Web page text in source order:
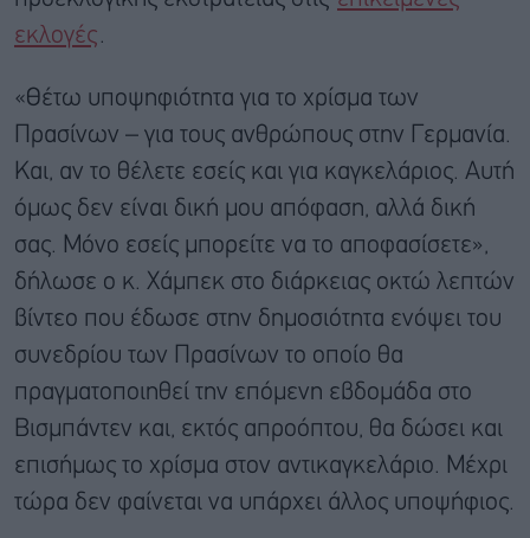
εκλογές .
«Θέτω υποψηφιότητα για το χρίσμα των
Πρασίνων – για τους ανθρώπους στην Γερμανία.
Και, αν το θέλετε εσείς και για καγκελάριος. Αυτή
όμως δεν είναι δική μου απόφαση, αλλά δική
σας. Μόνο εσείς μπορείτε να το αποφασίσετε»,
δήλωσε ο κ. Χάμπεκ στo διάρκειας οκτώ λεπτών
βίντεο που έδωσε στην δημοσιότητα ενόψει του
συνεδρίου των Πρασίνων το οποίο θα
πραγματοποιηθεί την επόμενη εβδομάδα στo
Βισμπάντεν και, εκτός απροόπτου, θα δώσει και
επισήμως το χρίσμα στον αντικαγκελάριο. Μέχρι
τώρα δεν φαίνεται να υπάρχει άλλος υποψήφιος.